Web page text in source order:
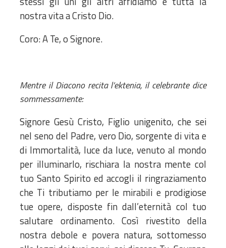
nostra vita a Cristo Dio.
Coro: A Te, o Signore.
Mentre il Diacono recita l’ektenia, il celebrante dice
sommessamente:
Signore Gesù Cristo, Figlio unigenito, che sei
nel seno del Padre, vero Dio, sorgente di vita e
di Immortalità, luce da luce, venuto al mondo
per illuminarlo, rischiara la nostra mente col
tuo Santo Spirito ed accogli il ringraziamento
che Ti tributiamo per le mirabili e prodigiose
tue opere, disposte fin dall’eternità col tuo
salutare ordinamento. Così rivestito della
nostra debole e povera natura, sottomesso